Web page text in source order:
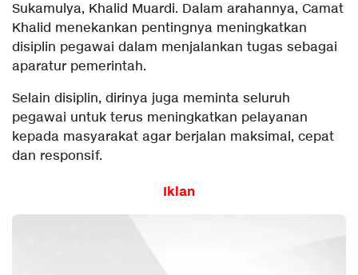
Sukamulya, Khalid Muardi. Dalam arahannya, Camat
Khalid menekankan pentingnya meningkatkan
disiplin pegawai dalam menjalankan tugas sebagai
aparatur pemerintah.
Selain disiplin, dirinya juga meminta seluruh
pegawai untuk terus meningkatkan pelayanan
kepada masyarakat agar berjalan maksimal, cepat
dan responsif.
Iklan